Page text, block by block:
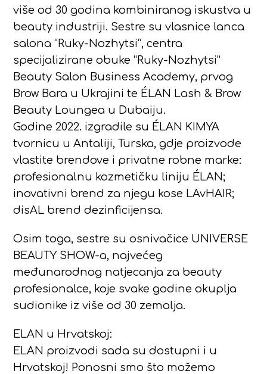
više od 30 godina kombiniranog iskustva u
beauty industriji. Sestre su vlasnice lanca
salona “Ruky-Nozhytsi”, centra
specijalizirane obuke “Ruky-Nozhytsi”
Beauty Salon Business Academy, prvog
Brow Bara u Ukrajini te ÉLAN Lash & Brow
Beauty Loungea u Dubaiju.
Godine 2022. izgradile su ÉLAN KIMYA
tvornicu u Antaliji, Turska, gdje proizvode
vlastite brendove i privatne robne marke:
profesionalnu kozmetičku liniju ÉLAN;
inovativni brend za njegu kose LAvHAIR;
disAL brend dezinficijensa.
Osim toga, sestre su osnivačice UNIVERSE
BEAUTY SHOW-a, najvećeg
međunarodnog natjecanja za beauty
profesionalce, koje svake godine okuplja
sudionike iz više od 30 zemalja.
ELAN u Hrvatskoj:
ELAN proizvodi sada su dostupni i u
Hrvatskoj! Ponosni smo što možemo